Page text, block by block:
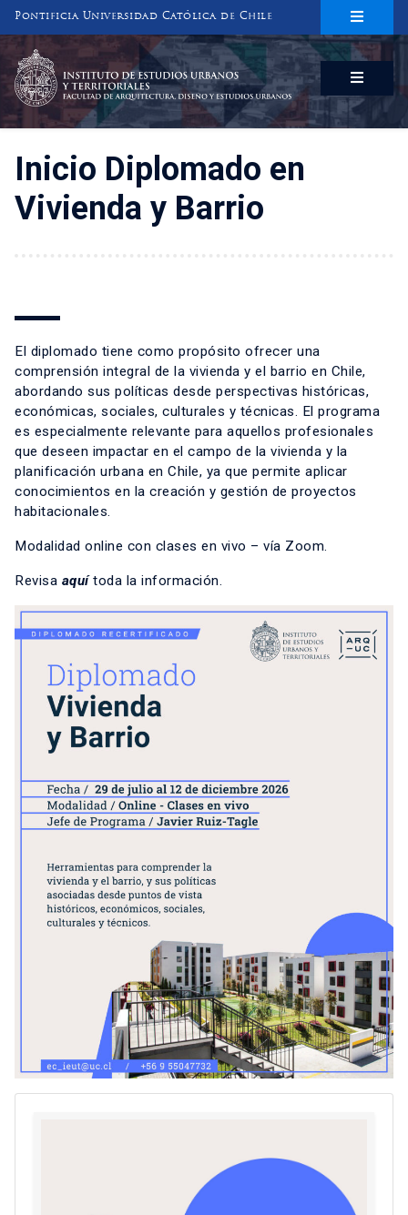
Pontificia Universidad Católica de Chile
INSTITUTO DE ESTUDIOS URBANOS
Y TERRITORIALES
FACULTAD DE ARQUITECTURA, DISEÑO Y ESTUDIOS URBANOS
Inicio Diplomado en
Vivienda y Barrio
El diplomado tiene como propósito ofrecer una
comprensión integral de la vivienda y el barrio en Chile,
abordando sus políticas desde perspectivas históricas,
económicas, sociales, culturales y técnicas. El programa
es especialmente relevante para aquellos profesionales
que deseen impactar en el campo de la vivienda y la
planificación urbana en Chile, ya que permite aplicar
conocimientos en la creación y gestión de proyectos
habitacionales.
Modalidad online con clases en vivo – vía Zoom.
Revisa aquítoda la información.